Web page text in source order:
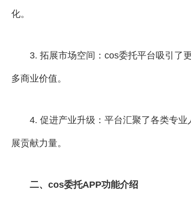
化。
3. 拓展市场空间：cos委托平台吸引了
多商业价值。
4. 促进产业升级：平台汇聚了各类专
展贡献力量。
二、cos委托APP功能介绍